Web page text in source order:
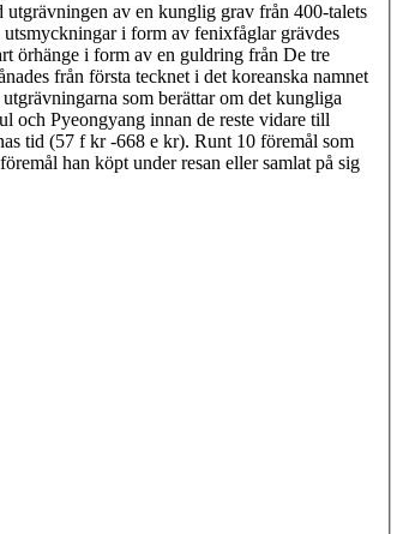
av en kunglig grav från 400-talets
i form av fenixfåglar grävdes
örhänge i form av en guldring från De tre
från första tecknet i det koreanska namnet
som berättar om det kungliga
och Pyeongyang innan de reste vidare till
tid (57 f kr -668 e kr). Runt 10 föremål som
han köpt under resan eller samlat på sig